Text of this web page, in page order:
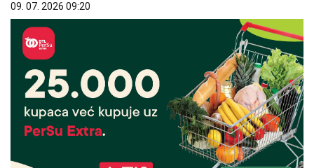
09. 07. 2026 09:20